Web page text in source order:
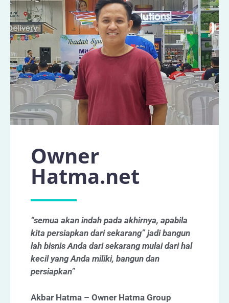
Meja, Kursi, Sofa, Satu Set Dapur, Satu Set
Kamar Tidur dan lain sebagainya
Selengkapnya
Owner
Hatma.net
“semua akan indah pada akhirnya, apabila
kita persiapkan dari sekarang” jadi bangun
lah bisnis Anda dari sekarang mulai dari hal
kecil yang Anda miliki, bangun dan
persiapkan”
Akbar Hatma – Owner Hatma Group